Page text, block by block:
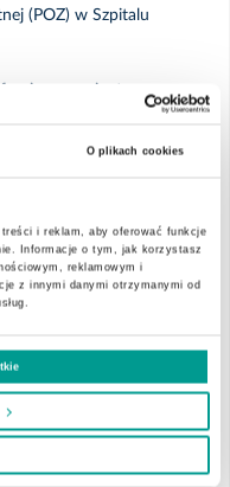
O plikach cookies
i reklam, aby oferować funkcje
Informacje o tym, jak korzystasz
reklamowym i
z innymi danymi otrzymanymi od
(POZ) w Szpitalu
podstawowej opieki
opieki zdrowotnej
POZ